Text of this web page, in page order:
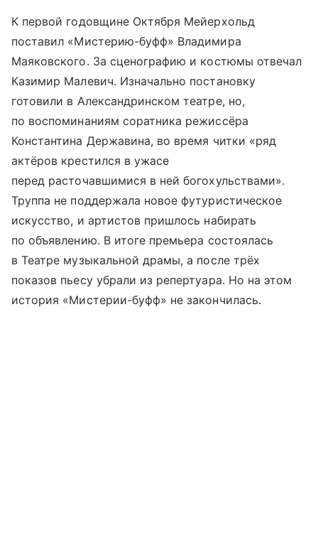
К первой годовщине Октября Мейерхольд
поставил «Мистерию-буфф» Владимира
Маяковского. За сценографию и костюмы отвечал
Казимир Малевич. Изначально постановку
готовили в Александринском театре, но,
по воспоминаниям соратника режиссёра
Константина Державина, во время читки «ряд
актёров крестился в ужасе
перед расточавшимися в ней богохульствами».
Труппа не поддержала новое футуристическое
искусство, и артистов пришлось набирать
по объявлению. В итоге премьера состоялась
в Театре музыкальной драмы, а после трёх
показов пьесу убрали из репертуара. Но на этом
история «Мистерии-буфф» не закончилась.